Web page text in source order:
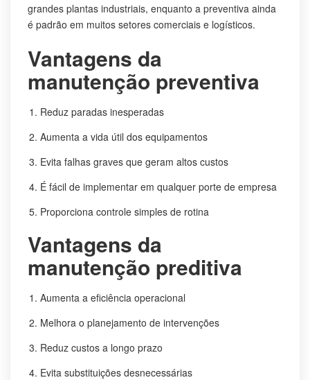
grandes plantas industriais, enquanto a preventiva ainda
é padrão em muitos setores comerciais e logísticos.
Vantagens da
manutenção preventiva
Reduz paradas inesperadas
Aumenta a vida útil dos equipamentos
Evita falhas graves que geram altos custos
É fácil de implementar em qualquer porte de empresa
Proporciona controle simples de rotina
Vantagens da
manutenção preditiva
Aumenta a eficiência operacional
Melhora o planejamento de intervenções
Reduz custos a longo prazo
Evita substituições desnecessárias